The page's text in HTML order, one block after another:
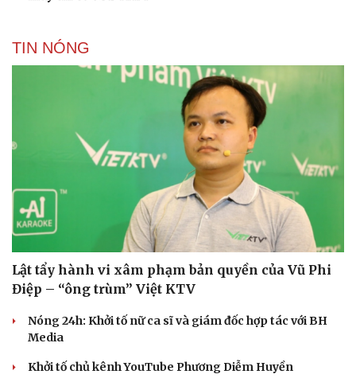
TIN NÓNG
Lật tẩy hành vi xâm phạm bản quyền của Vũ Phi
Điệp – “ông trùm” Việt KTV
Nóng 24h: Khởi tố nữ ca sĩ và giám đốc hợp tác với BH
Media
Khởi tố chủ kênh YouTube Phương Diễm Huyền